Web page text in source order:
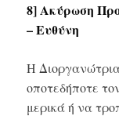
8] Ακύρωση
– Ευθύνη
Η
οποτεδήποτε
μερικά ή να